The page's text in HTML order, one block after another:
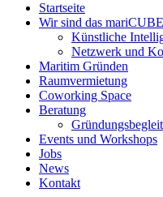
Startseite
Wir sind das mariCUBE
Künstliche
Netzwerk und
Maritim Gründen
Raumvermietung
Coworking Space
Beratung
Events und Workshops
Jobs
News
Kontakt